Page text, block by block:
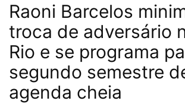
Raoni Barcelos
troca de adversário
Rio e se programa
segundo semestre
agenda cheia